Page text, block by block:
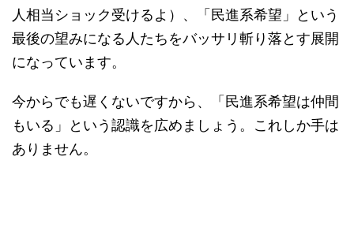
人相当ショック受けるよ）、「民進系希望」という
最後の望みになる人たちをバッサリ斬り落とす展開
になっています。
今からでも遅くないですから、「民進系希望は仲間
もいる」という認識を広めましょう。これしか手は
ありません。